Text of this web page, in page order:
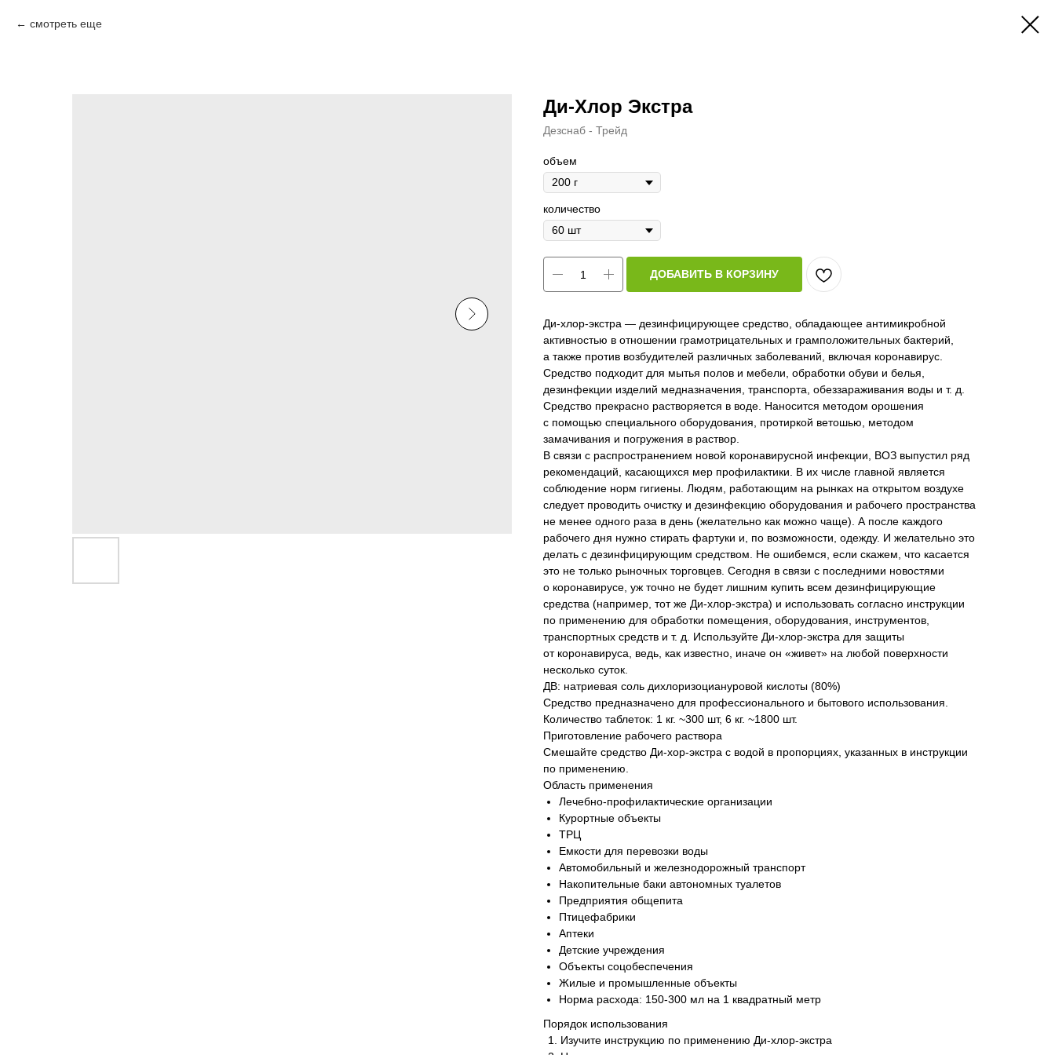
смотреть еще
Ди-Хлор Экстра
Дезснаб - Трейд
объем
количество
ДОБАВИТЬ В КОРЗИНУ
Ди-хлор-экстра — дезинфицирующее средство, обладающее антимикробной
активностью в отношении грамотрицательных и грамположительных бактерий,
а также против возбудителей различных заболеваний, включая коронавирус.
Средство подходит для мытья полов и мебели, обработки обуви и белья,
дезинфекции изделий медназначения, транспорта, обеззараживания воды и т. д.
Средство прекрасно растворяется в воде. Наносится методом орошения
с помощью специального оборудования, протиркой ветошью, методом
замачивания и погружения в раствор.
В связи с распространением новой коронавирусной инфекции, ВОЗ выпустил ряд
рекомендаций, касающихся мер профилактики. В их числе главной является
соблюдение норм гигиены. Людям, работающим на рынках на открытом воздухе
следует проводить очистку и дезинфекцию оборудования и рабочего пространства
не менее одного раза в день (желательно как можно чаще). А после каждого
рабочего дня нужно стирать фартуки и, по возможности, одежду. И желательно это
делать с дезинфицирующим средством. Не ошибемся, если скажем, что касается
это не только рыночных торговцев. Сегодня в связи с последними новостями
о коронавирусе, уж точно не будет лишним купить всем дезинфицирующие
средства (например, тот же Ди-хлор-экстра) и использовать согласно инструкции
по применению для обработки помещения, оборудования, инструментов,
транспортных средств и т. д. Используйте Ди-хлор-экстра для защиты
от коронавируса, ведь, как известно, иначе он «живет» на любой поверхности
несколько суток.
ДВ: натриевая соль дихлоризоциануровой кислоты (80%)
Средство предназначено для профессионального и бытового использования.
Количество таблеток: 1 кг. ~300 шт, 6 кг. ~1800 шт.
Приготовление рабочего раствора
Смешайте средство Ди-хор-экстра с водой в пропорциях, указанных в инструкции
по применению.
Область применения
Лечебно-профилактические организации
Курортные объекты
ТРЦ
Емкости для перевозки воды
Автомобильный и железнодорожный транспорт
Накопительные баки автономных туалетов
Предприятия общепита
Птицефабрики
Аптеки
Детские учреждения
Объекты соцобеспечения
Жилые и промышленные объекты
Норма расхода: 150-300 мл на 1 квадратный метр
Порядок использования
Изучите инструкцию по применению Ди-хлор-экстра